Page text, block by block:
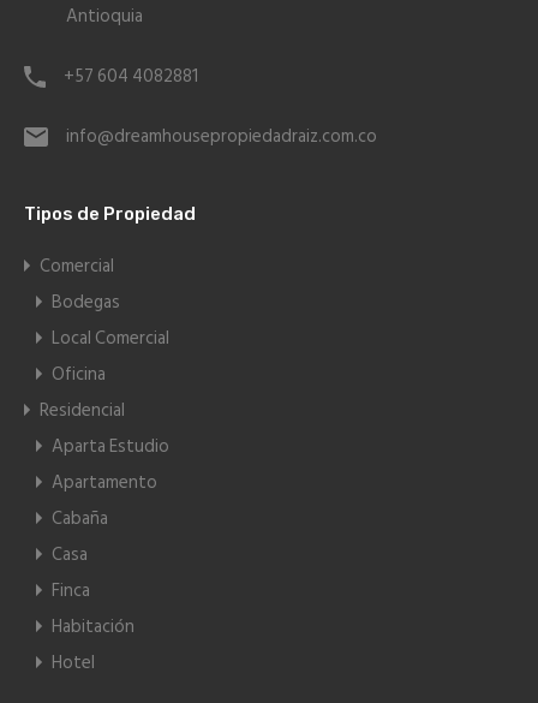
Antioquia
+57 604 4082881
info@dreamhousepropiedadraiz.com.co
Tipos de Propiedad
Comercial
Bodegas
Local Comercial
Oficina
Residencial
Aparta Estudio
Apartamento
Cabaña
Casa
Finca
Habitación
Hotel